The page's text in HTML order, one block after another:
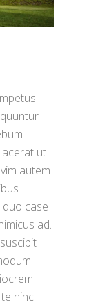
ut
autem
case
ad.
hinc